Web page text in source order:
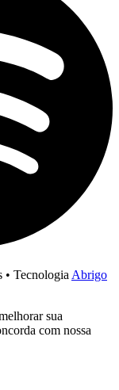
• Tecnologia Abrigo
sua
com nossa